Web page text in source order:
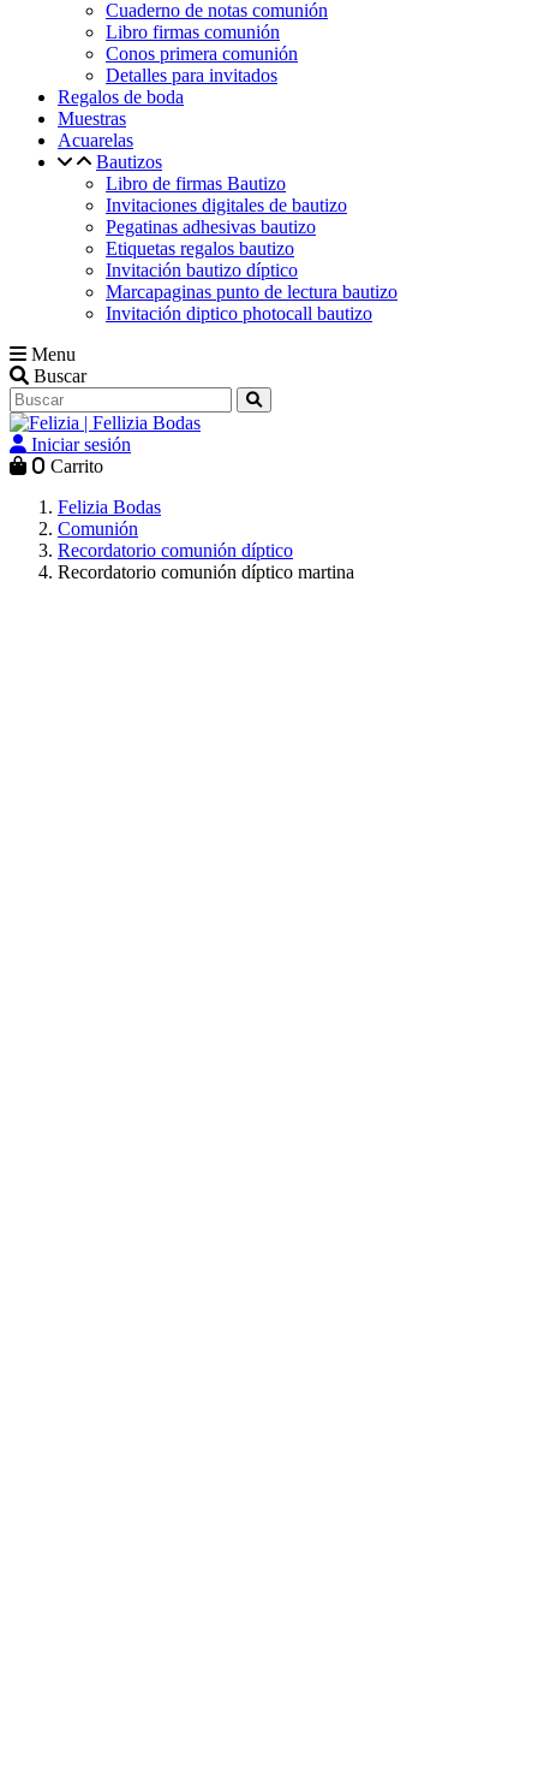
Cuaderno de notas comunión
Libro firmas comunión
Conos primera comunión
Detalles para invitados
Regalos de boda
Muestras
Acuarelas
Bautizos
Libro de firmas Bautizo
Invitaciones digitales de bautizo
Pegatinas adhesivas bautizo
Etiquetas regalos bautizo
Invitación bautizo díptico
Marcapaginas punto de lectura bautizo
Invitación diptico photocall bautizo
Menu
Buscar
Iniciar sesión
0 Carrito
Felizia Bodas
Comunión
Recordatorio comunión díptico
Recordatorio comunión díptico martina